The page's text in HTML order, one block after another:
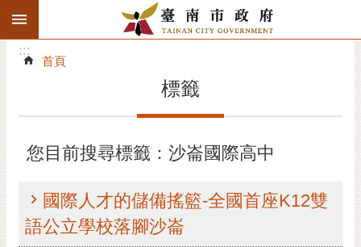
跳到主要內容區塊
搜
階
精彩府城
市府團隊
:::
:::
首頁
標籤
您目前搜尋標籤：沙崙國際高中
國際人才的儲備搖籃-全國首座K12雙
語公立學校落腳沙崙